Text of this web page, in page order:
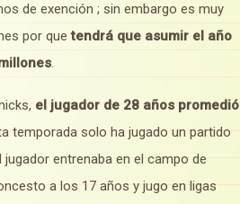
de exención ; sin embargo es muy
por quetendrá que asumir el año
.
el jugador de 28 años promedió
temporada solo ha jugado un partido
entrenaba en el campo de
a los 17 años y jugo en ligas